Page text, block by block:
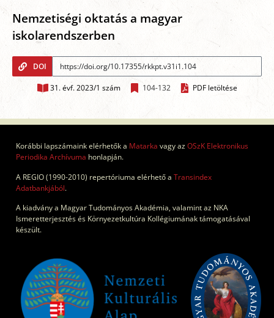
Nemzetiségi oktatás a magyar
iskolarendszerben
DOI
31. évf. 2023/1 szám 104-132 PDF letöltése
Korábbi lapszámaink elérhetők a Matarka vagy azOSzK Elektronikus
Periodika Archívuma honlapján.
A REGIO (1990-2010) repertóriuma elérhető a Transindex
Adatbankjából.
A kiadvány a Magyar Tudományos Akadémia, valamint az NKA
Ismeretterjesztés és Környezetkultúra Kollégiumának támogatásával
készült.